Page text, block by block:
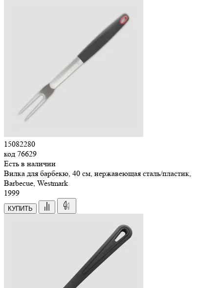
15082280
код 76629
Есть в наличии
Вилка для барбекю, 40 см, нержавеющая сталь/пластик,
Barbecue, Westmark
1999
КУПИТЬ